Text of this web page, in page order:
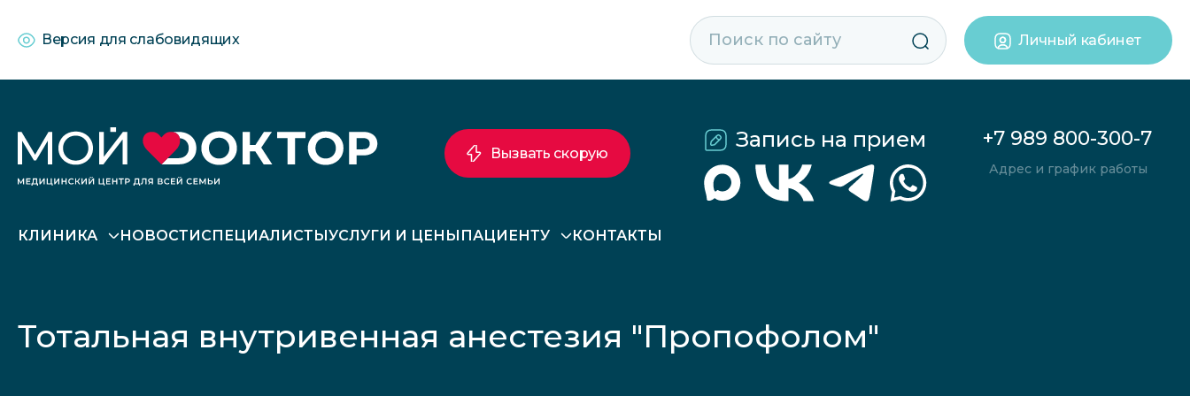
Версия для слабовидящих Личный кабинет
Запись на прием +7 989 800-300-7
Адрес и график работы
КЛИНИКА НОВОСТИСПЕЦИАЛИСТЫУСЛУГИ И ЦЕНЫ ПАЦИЕНТУ КОНТАКТЫ
Вызвать скорую
Тотальная внутривенная анестезия "Пропофолом"